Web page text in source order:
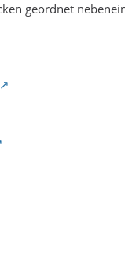
geordnet